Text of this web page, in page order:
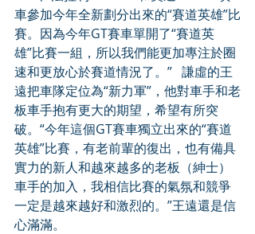
車參加今年全新劃分出來的“賽道英雄”比
賽。因為今年GT賽車單開了“賽道英
雄”比賽一組，所以我們能更加專注於圈
速和更放心於賽道情況了。”   謙虛的王
遠把車隊定位為“新力軍”，他對車手和老
板車手抱有更大的期望，希望有所突
破。“今年這個GT賽車獨立出來的“賽道
英雄”比賽，有老前輩的復出，也有備具
實力的新人和越來越多的老板（紳士）
車手的加入，我相信比賽的氣氛和競爭
一定是越來越好和激烈的。”王遠還是信
心滿滿。